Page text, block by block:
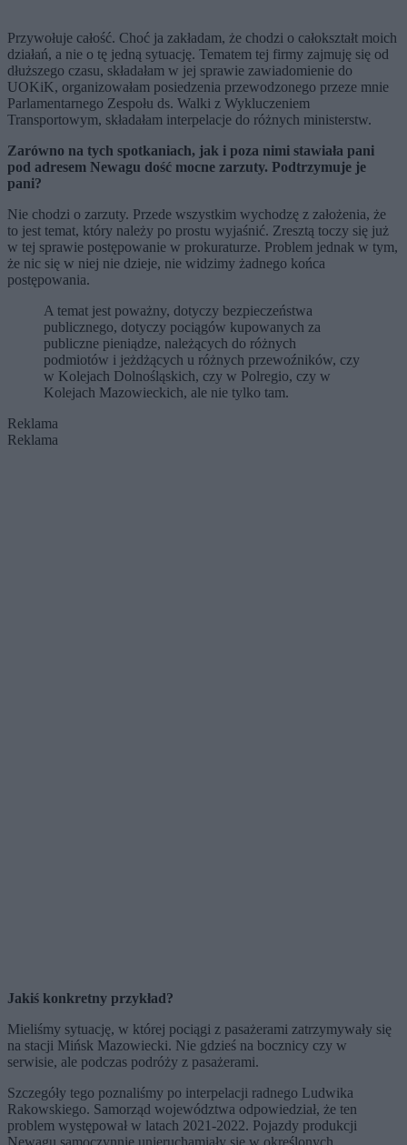
Przywołuje całość. Choć ja zakładam, że chodzi o całokształt moich
działań, a nie o tę jedną sytuację. Tematem tej firmy zajmuję się od
dłuższego czasu, składałam w jej sprawie zawiadomienie do
UOKiK, organizowałam posiedzenia przewodzonego przeze mnie
Parlamentarnego Zespołu ds. Walki z Wykluczeniem
Transportowym, składałam interpelacje do różnych ministerstw.
Zarówno na tych spotkaniach, jak i poza nimi stawiała pani
pod adresem Newagu dość mocne zarzuty. Podtrzymuje je
pani?
Nie chodzi o zarzuty. Przede wszystkim wychodzę z założenia, że
to jest temat, który należy po prostu wyjaśnić. Zresztą toczy się już
w tej sprawie postępowanie w prokuraturze. Problem jednak w tym,
że nic się w niej nie dzieje, nie widzimy żadnego końca
postępowania.
A temat jest poważny, dotyczy bezpieczeństwa
publicznego, dotyczy pociągów kupowanych za
publiczne pieniądze, należących do różnych
podmiotów i jeżdżących u różnych przewoźników, czy
w Kolejach Dolnośląskich, czy w Polregio, czy w
Kolejach Mazowieckich, ale nie tylko tam.
Reklama
Reklama
Jakiś konkretny przykład?
Mieliśmy sytuację, w której pociągi z pasażerami zatrzymywały się
na stacji Mińsk Mazowiecki. Nie gdzieś na bocznicy czy w
serwisie, ale podczas podróży z pasażerami.
Szczegóły tego poznaliśmy po interpelacji radnego Ludwika
Rakowskiego. Samorząd województwa odpowiedział, że ten
problem występował w latach 2021-2022. Pojazdy produkcji